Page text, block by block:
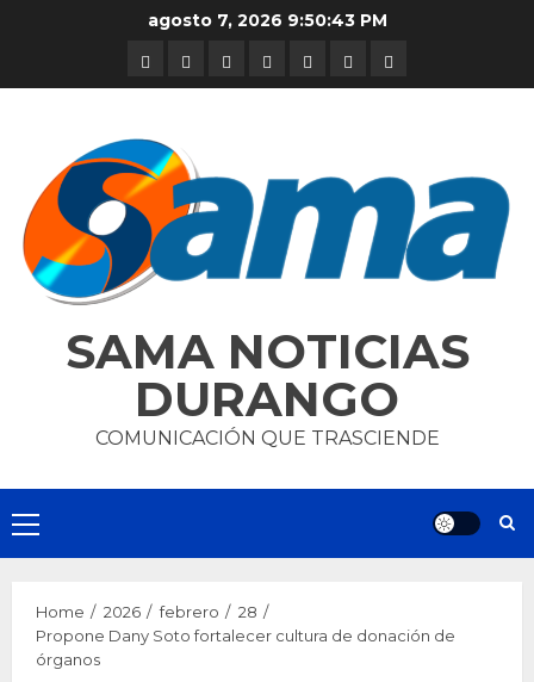
agosto 7, 2026 9:50:43 PM
DURANGO
NACIONAL
INTERNACIONAL
DEPORTES
ENTRETENIMIENTO
CIENCIA
Y
OPINION
SAMA NOTICIAS
DURANGO
COMUNICACIÓN QUE TRASCIENDE
Primary
Menu
Home 2026 febrero
28
Propone Dany Soto fortalecer cultura de donación de
órganos